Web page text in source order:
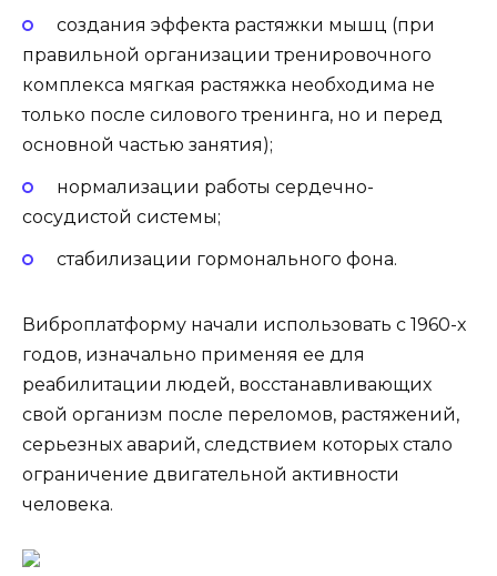
создания эффекта растяжки мышц (при
правильной организации тренировочного
комплекса мягкая растяжка необходима не
только после силового тренинга, но и перед
основной частью занятия);
нормализации работы сердечно-
сосудистой системы;
стабилизации гормонального фона.
Виброплатформу начали использовать с 1960-х
годов, изначально применяя ее для
реабилитации людей, восстанавливающих
свой организм после переломов, растяжений,
серьезных аварий, следствием которых стало
ограничение двигательной активности
человека.